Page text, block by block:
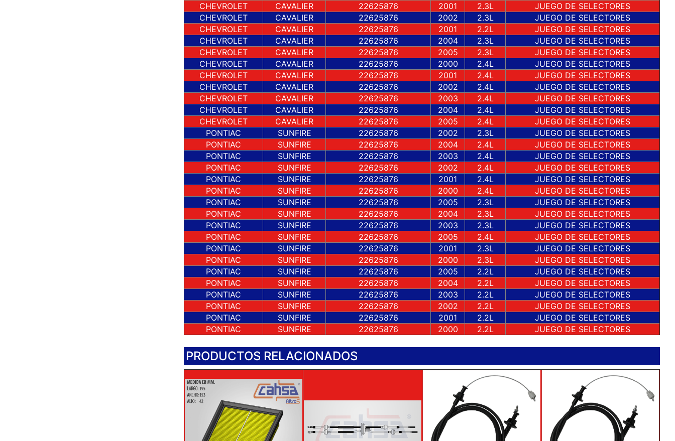
CHEVROLET
CAVALIER 22625876 2001 2.3L
JUEGO DE SELECTORES
CHEVROLET
CAVALIER 22625876 2002 2.3L
JUEGO DE SELECTORES
CHEVROLET
CAVALIER 22625876 2001 2.2L
JUEGO DE SELECTORES
CHEVROLET
CAVALIER 22625876 2004 2.3L
JUEGO DE SELECTORES
CHEVROLET
CAVALIER 22625876 2005 2.3L
JUEGO DE SELECTORES
CHEVROLET
CAVALIER 22625876 2000 2.4L
JUEGO DE SELECTORES
CHEVROLET
CAVALIER 22625876 2001 2.4L
JUEGO DE SELECTORES
CHEVROLET
CAVALIER 22625876 2002 2.4L
JUEGO DE SELECTORES
CHEVROLET
CAVALIER 22625876 2003 2.4L
JUEGO DE SELECTORES
CHEVROLET
CAVALIER 22625876 2004 2.4L
JUEGO DE SELECTORES
CHEVROLET
CAVALIER 22625876 2005 2.4L
JUEGO DE SELECTORES
PONTIAC
SUNFIRE 22625876 2002 2.3L
JUEGO DE SELECTORES
PONTIAC
SUNFIRE 22625876 2004 2.4L
JUEGO DE SELECTORES
PONTIAC
SUNFIRE 22625876 2003 2.4L
JUEGO DE SELECTORES
PONTIAC
SUNFIRE 22625876 2002 2.4L
JUEGO DE SELECTORES
PONTIAC
SUNFIRE 22625876 2001 2.4L
JUEGO DE SELECTORES
PONTIAC
SUNFIRE 22625876 2000 2.4L
JUEGO DE SELECTORES
PONTIAC
SUNFIRE 22625876 2005 2.3L
JUEGO DE SELECTORES
PONTIAC
SUNFIRE 22625876 2004 2.3L
JUEGO DE SELECTORES
PONTIAC
SUNFIRE 22625876 2003 2.3L
JUEGO DE SELECTORES
PONTIAC
SUNFIRE 22625876 2005 2.4L
JUEGO DE SELECTORES
PONTIAC
SUNFIRE 22625876 2001 2.3L
JUEGO DE SELECTORES
PONTIAC
SUNFIRE 22625876 2000 2.3L
JUEGO DE SELECTORES
PONTIAC
SUNFIRE 22625876 2005 2.2L
JUEGO DE SELECTORES
PONTIAC
SUNFIRE 22625876 2004 2.2L
JUEGO DE SELECTORES
PONTIAC
SUNFIRE 22625876 2003 2.2L
JUEGO DE SELECTORES
PONTIAC
SUNFIRE 22625876 2002 2.2L
JUEGO DE SELECTORES
PONTIAC
SUNFIRE 22625876 2001 2.2L
JUEGO DE SELECTORES
PONTIAC
SUNFIRE 22625876 2000 2.2L JUEGO DE SELECTORES
PRODUCTOS RELACIONADOS